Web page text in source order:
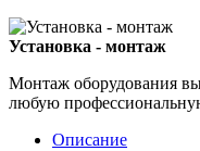
Установка - монтаж
Монтаж оборудования
любую
Описание